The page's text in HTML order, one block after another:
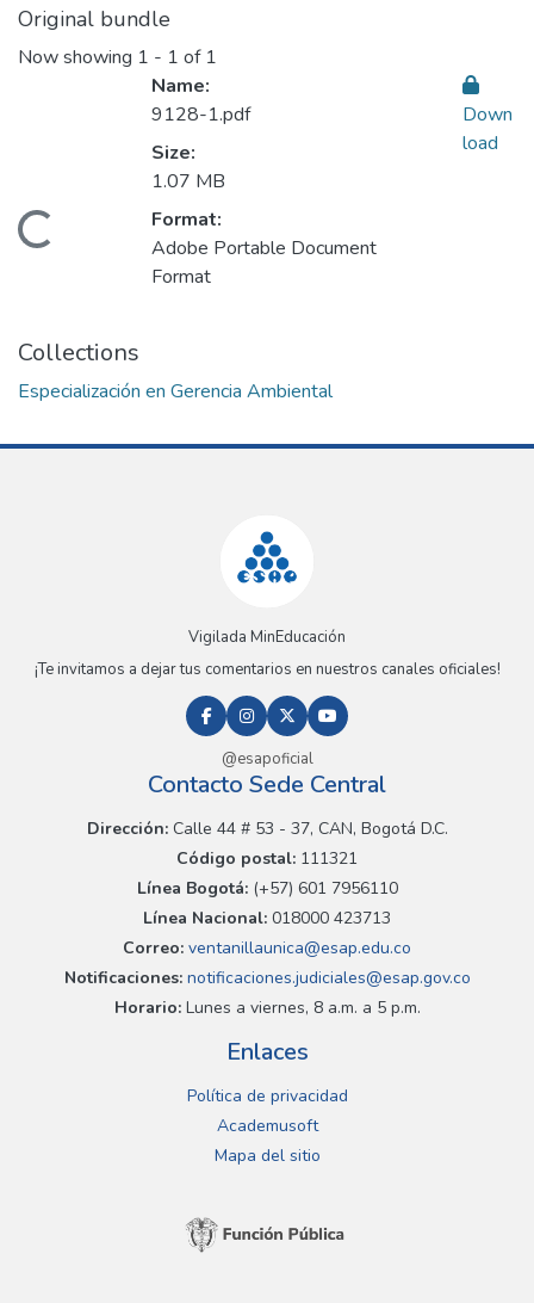
Original bundle
Now showing 1 - 1 of 1
Loading...
Name:
9128-1.pdf
Size:
1.07 MB
Format:
Adobe Portable Document
Format
Down
load
Collections
Especialización en Gerencia Ambiental
Vigilada MinEducación
¡Te invitamos a dejar tus comentarios en nuestros canales oficiales!
@esapoficial
Contacto Sede Central
Dirección:Calle 44 # 53 - 37, CAN, Bogotá D.C.
Código postal: 111321
Línea Bogotá:(+57) 601 7956110
Línea Nacional: 018000 423713
Correo: ventanillaunica@esap.edu.co
Notificaciones:notificaciones.judiciales@esap.gov.co
Horario:Lunes a viernes, 8 a.m. a 5 p.m.
Enlaces
Política de privacidad
Academusoft
Mapa del sitio